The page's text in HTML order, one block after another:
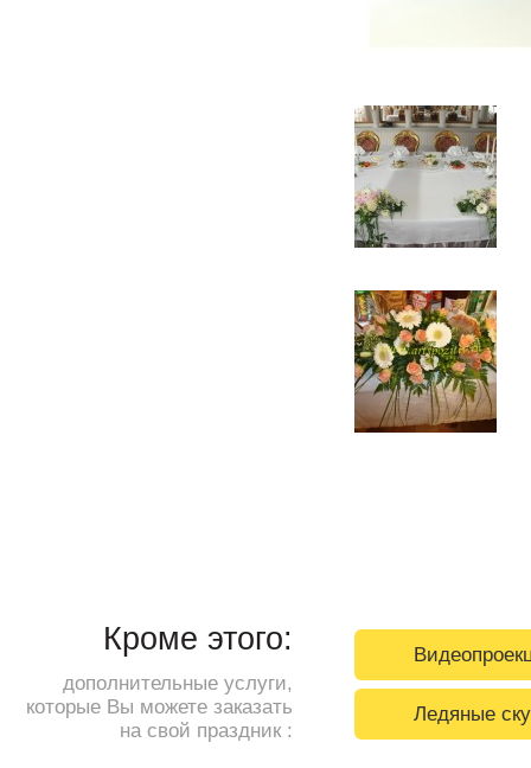
Кроме этого:
дополнительные услуги,
которые Вы можете заказать
на свой праздник :
Ледяные